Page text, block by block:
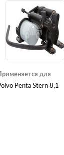
для
Penta Stern 8,1